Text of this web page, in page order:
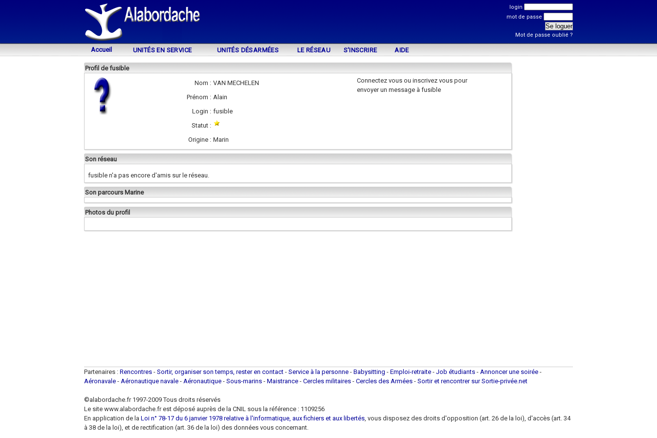
login
mot de passe
Mot de passe oublié ?
Accueil UNITÉS EN SERVICE UNITÉS DÉSARMÉES LE RÉSEAU S'INSCRIRE AIDE
Profil de fusible
Nom : VAN MECHELEN
Prénom : Alain
Login : fusible
Statut :
Origine : Marin
Connectez vous ou inscrivez vous pour
envoyer un message à fusible
Son réseau
fusible n'a pas encore d'amis sur le réseau.
Son parcours Marine
Photos du profil
Partenaires : Rencontres - Sortir, organiser son temps, rester en contact - Service à la personne - Babysitting - Emploi-retraite - Job étudiants - Annoncer une soirée -
Aéronavale - Aéronautique navale - Aéronautique - Sous-marins - Maistrance - Cercles militaires - Cercles des Armées - Sortir et rencontrer sur Sortie-privée.net
©alabordache.fr 1997-2009 Tous droits réservés
Le site www.alabordache.fr est déposé auprès de la CNIL sous la référence : 1109256
En application de la Loi n° 78-17 du 6 janvier 1978 relative à l'informatique, aux fichiers et aux libertés, vous disposez des droits d'opposition (art. 26 de la loi), d'accès (art. 34
à 38 de la loi), et de rectification (art. 36 de la loi) des données vous concernant.